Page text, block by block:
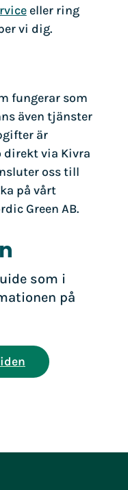
eller ring
vi dig.
fungerar som
även tjänster
är
direkt via Kivra
oss till
på vårt
Green AB.
som i
på